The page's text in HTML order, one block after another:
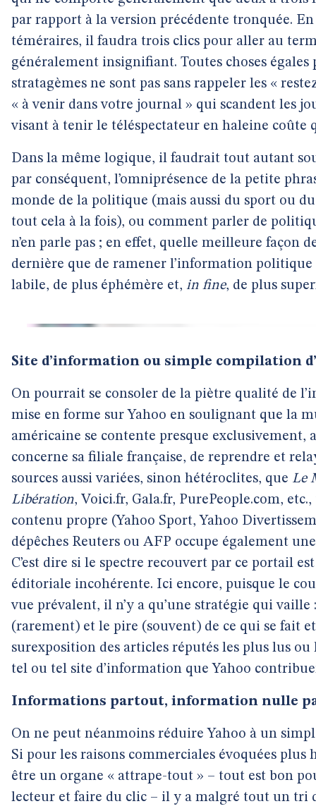
par rapport à la version précédente tronquée.
téméraires, il faudra trois clics pour aller au
généralement insignifiant. Toutes choses égales
stratagèmes ne sont pas sans rappeler les «
« à venir dans votre journal » qui scandent les
visant à tenir le téléspectateur en haleine coûte
Dans la même logique, il faudrait tout autant
par conséquent, l’omniprésence de la petite
monde de la politique (mais aussi du sport ou
tout cela à la fois), ou comment parler de
n’en parle pas ; en effet, quelle meilleure façon
dernière que de ramener l’information politique
labile, de plus éphémère et, in fine, de plus
Site d’information ou simple compilation
On pourrait se consoler de la piètre qualité de
mise en forme sur Yahoo en soulignant que la
américaine se contente presque exclusivement,
concerne sa filiale française, de reprendre et
sources aussi variées, sinon hétéroclites, que Le
Libération, Voici.fr, Gala.fr, PurePeople.com,
contenu propre (Yahoo Sport, Yahoo
dépêches Reuters ou AFP occupe également
C’est dire si le spectre recouvert par ce portail
éditoriale incohérente. Ici encore, puisque le
vue prévalent, il n’y a qu’une stratégie qui
(rarement) et le pire (souvent) de ce qui se fait et
surexposition des articles réputés les plus lus ou
tel ou tel site d’information que Yahoo
Informations partout, information nulle
On ne peut néanmoins réduire Yahoo à un
Si pour les raisons commerciales évoquées
être un organe « attrape-tout » – tout est bon
lecteur et faire du clic – il y a malgré tout un tri